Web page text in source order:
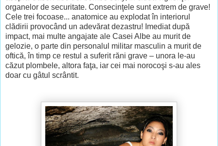
organelor de securitate. Consecinţele sunt extrem de grave!
Cele trei focoase... anatomice au explodat în interiorul
clădirii provocând un adevărat dezastru! Imediat după
impact, mai multe angajate ale Casei Albe au murit de
gelozie, o parte din personalul militar masculin a murit de
oftică, în timp ce restul a suferit răni grave – unora le-au
căzut plombele, altora faţa, iar cei mai norocoşi s-au ales
doar cu gâtul scrântit.